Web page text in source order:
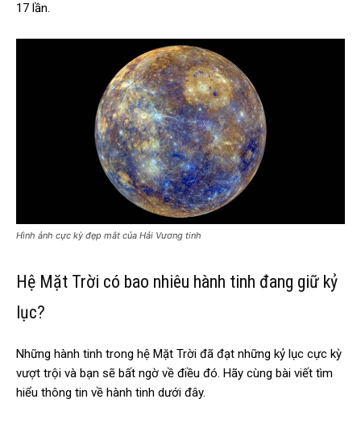
17 lần.
Hình ảnh cực kỳ đẹp mắt của Hải Vương tinh
Hệ Mặt Trời có bao nhiêu hành tinh đang giữ kỷ
lục?
Những hành tinh trong hệ Mặt Trời đã đạt những kỷ lục cực kỳ
vượt trội và bạn sẽ bất ngờ về điều đó. Hãy cùng bài viết tìm
hiểu thông tin về hành tinh dưới đây.